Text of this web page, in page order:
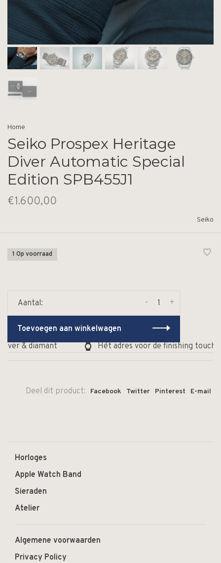
Home
Seiko Prospex Heritage
Diver Automatic Special
Edition SPB455J1
€1.600,00
Seiko
1 Op voorraad
Aantal: +
-
Toevoegen aan winkelwagen
& diamant
Hét adres voor de finishing touch
Deel dit product: Facebook Twitter Pinterest E-mail
Horloges
Apple Watch Band
Sieraden
Atelier
Algemene voorwaarden
Privacy Policy